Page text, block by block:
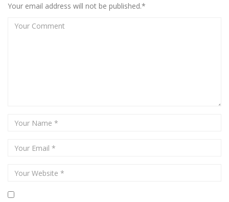
Your email address will not be published.*